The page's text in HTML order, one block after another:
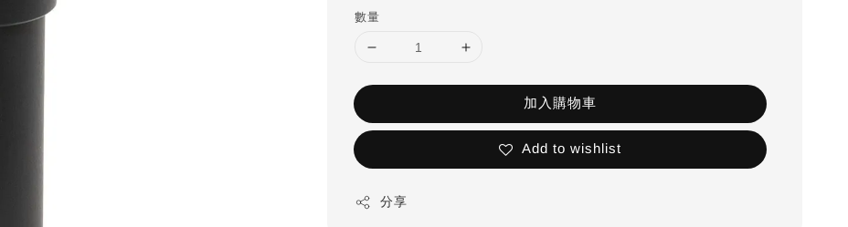
數量
加入購物車
Add to wishlist
分享